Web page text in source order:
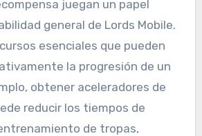
juegan un papel
general de Lords Mobile.
esenciales que pueden
la progresión de un
obtener aceleradores de
reducir los tiempos de
de tropas,